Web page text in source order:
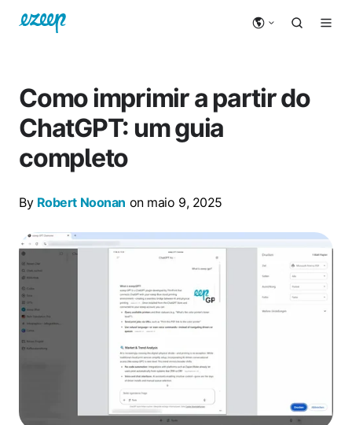
Como imprimir a partir do
ChatGPT: um guia
completo
By Robert Noonan on maio 9, 2025